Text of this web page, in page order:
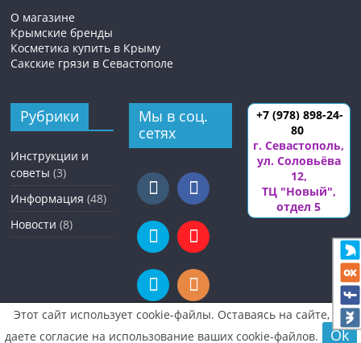
О магазине
Крымские бренды
Косметика купить в Крыму
Сакские грязи в Севастополе
Рубрики
Инструкции и
советы (3)
Информация (48)
Новости (8)
Мы в соц.
сетях
+7 (978) 898-24-
80
г. Севастополь,
ул. Соловьёва
12,
ТЦ "Новый",
отдел 5
Этот сайт использует cookie-файлы. Оставаясь на сайте, вы
даете согласие на использование ваших cookie-файлов.
Ok